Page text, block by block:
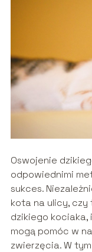
Oswojenie
odpowiednimi
sukces.
kota na ulicy,
dzikiego
mogą pomóc w
zwierzęcia. W